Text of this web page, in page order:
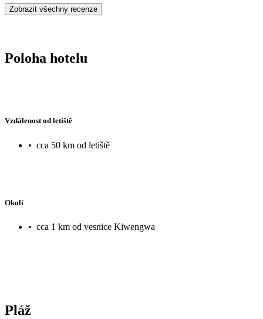
Zobrazit všechny recenze
Poloha hotelu
Vzdálenost od letiště
• cca 50 km od letiště
Okolí
• cca 1 km od vesnice Kiwengwa
Pláž